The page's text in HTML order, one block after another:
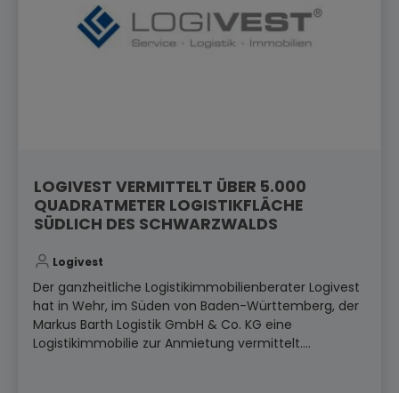
LOGIVEST VERMITTELT ÜBER 5.000
QUADRATMETER LOGISTIKFLÄCHE
SÜDLICH DES SCHWARZWALDS
Logivest
Der ganzheitliche Logistikimmobilienberater Logivest
hat in Wehr, im Süden von Baden-Württemberg, der
Markus Barth Logistik GmbH & Co. KG eine
Logistikimmobilie zur Anmietung vermittelt....